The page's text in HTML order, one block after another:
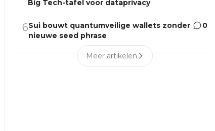
Big Tech-tafel voor dataprivacy
6Sui bouwt quantumveilige wallets zonder
nieuwe seed phrase
0
Meer artikelen